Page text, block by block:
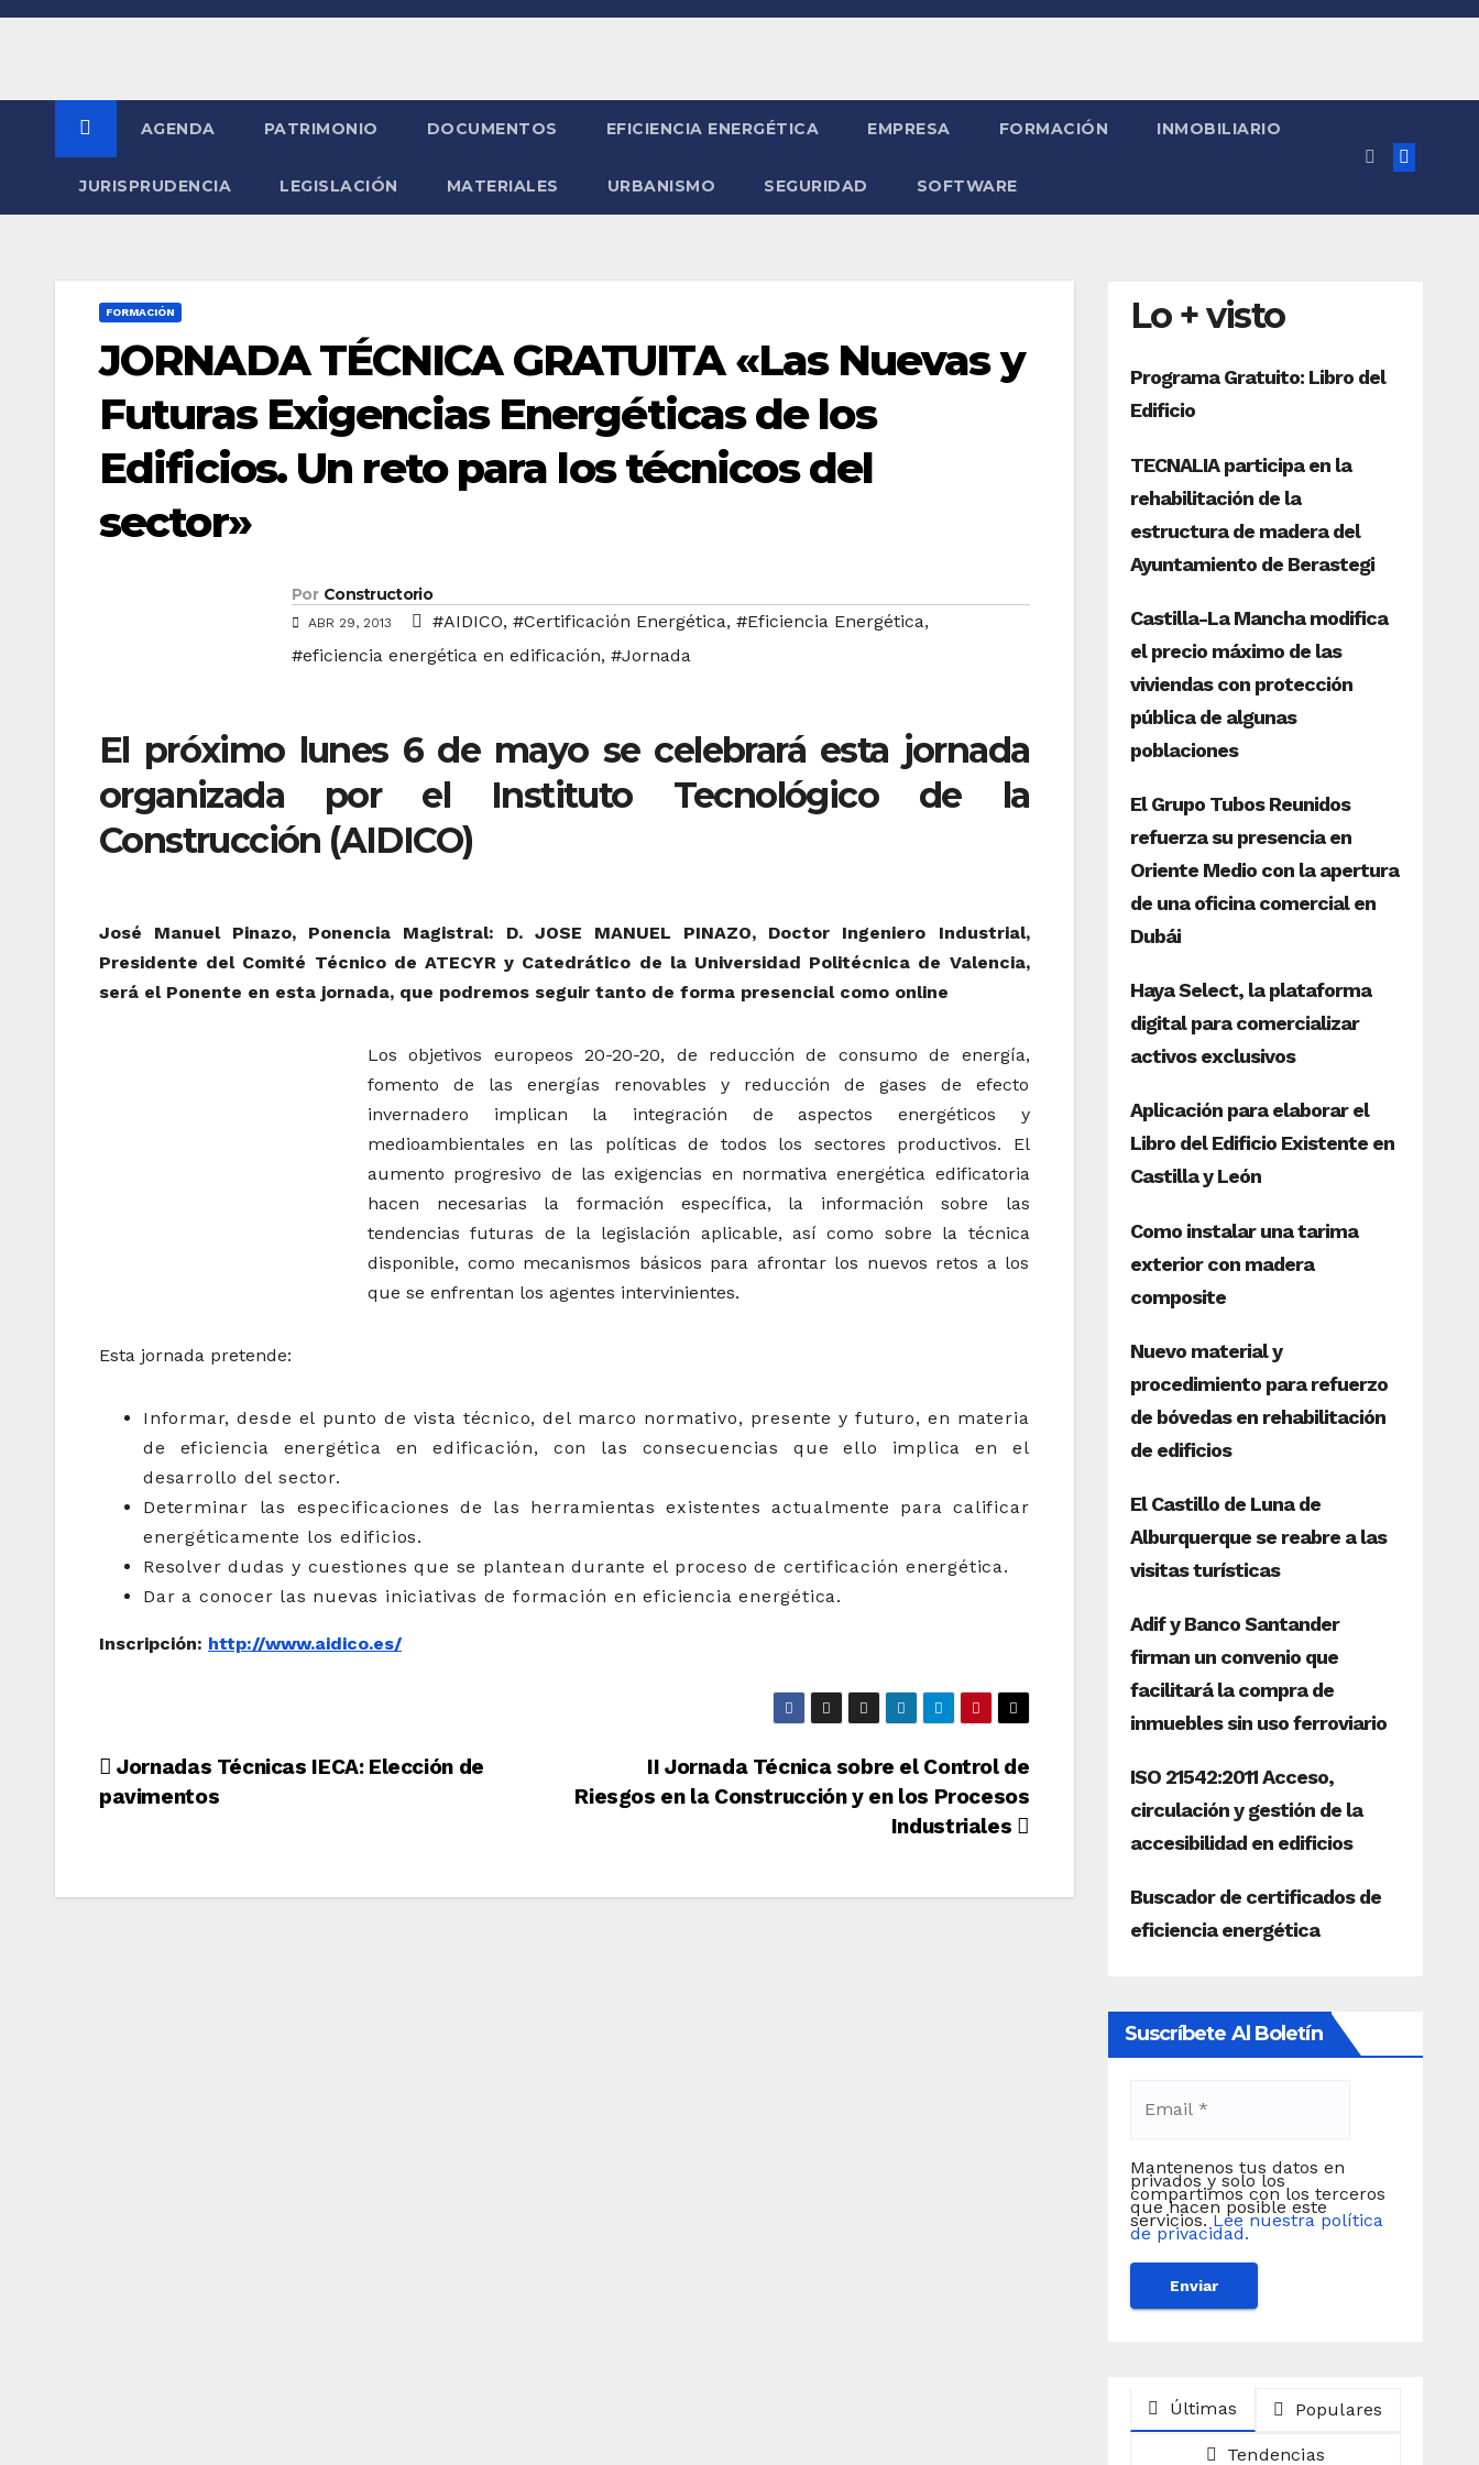
Saltar
AGENDA PATRIMONIO DOCUMENTOS EFICIENCIA ENERGÉTICA EMPRESA FORMACIÓN INMOBILIARIO
JURISPRUDENCIA LEGISLACIÓN MATERIALES URBANISMO SEGURIDAD SOFTWARE
FORMACIÓN
JORNADA TÉCNICA GRATUITA «Las Nuevas y
Futuras Exigencias Energéticas de los
Edificios. Un reto para los técnicos del
sector»
Por Constructorio
ABR 29, 2013 #AIDICO, #Certificación Energética, #Eficiencia Energética,
#eficiencia energética en edificación, #Jornada
El próximo lunes 6 de mayo se celebrará esta jornada
organizada por el Instituto Tecnológico de la
Construcción (AIDICO)
José Manuel Pinazo, Ponencia Magistral: D. JOSE MANUEL PINAZO, Doctor Ingeniero Industrial,
Presidente del Comité Técnico de ATECYR y Catedrático de la Universidad Politécnica de Valencia,
será el Ponente en esta jornada, que podremos seguir tanto de forma presencial como online
Los objetivos europeos 20-20-20, de reducción de consumo de energía,
fomento de las energías renovables y reducción de gases de efecto
invernadero implican la integración de aspectos energéticos y
medioambientales en las políticas de todos los sectores productivos. El
aumento progresivo de las exigencias en normativa energética edificatoria
hacen necesarias la formación específica, la información sobre las
tendencias futuras de la legislación aplicable, así como sobre la técnica
disponible, como mecanismos básicos para afrontar los nuevos retos a los
que se enfrentan los agentes intervinientes.
Esta jornada pretende:
Informar, desde el punto de vista técnico, del marco normativo, presente y futuro, en materia
de eficiencia energética en edificación, con las consecuencias que ello implica en el
desarrollo del sector.
Determinar las especificaciones de las herramientas existentes actualmente para calificar
energéticamente los edificios.
Resolver dudas y cuestiones que se plantean durante el proceso de certificación energética.
Dar a conocer las nuevas iniciativas de formación en eficiencia energética.
Inscripción: http://www.aidico.es/
Navegación
de
II Jornada Técnica sobre el Control de
Riesgos en la Construcción y en los Procesos
Industriales
Jornadas Técnicas IECA: Elección de
pavimentos
Lo + visto
Suscríbete Al Boletín
Mantenenos tus datos en
privados y solo los
compartimos con los terceros
que hacen posible este
servicios. Lee nuestra política
de privacidad.
Últimas Populares
Tendencias